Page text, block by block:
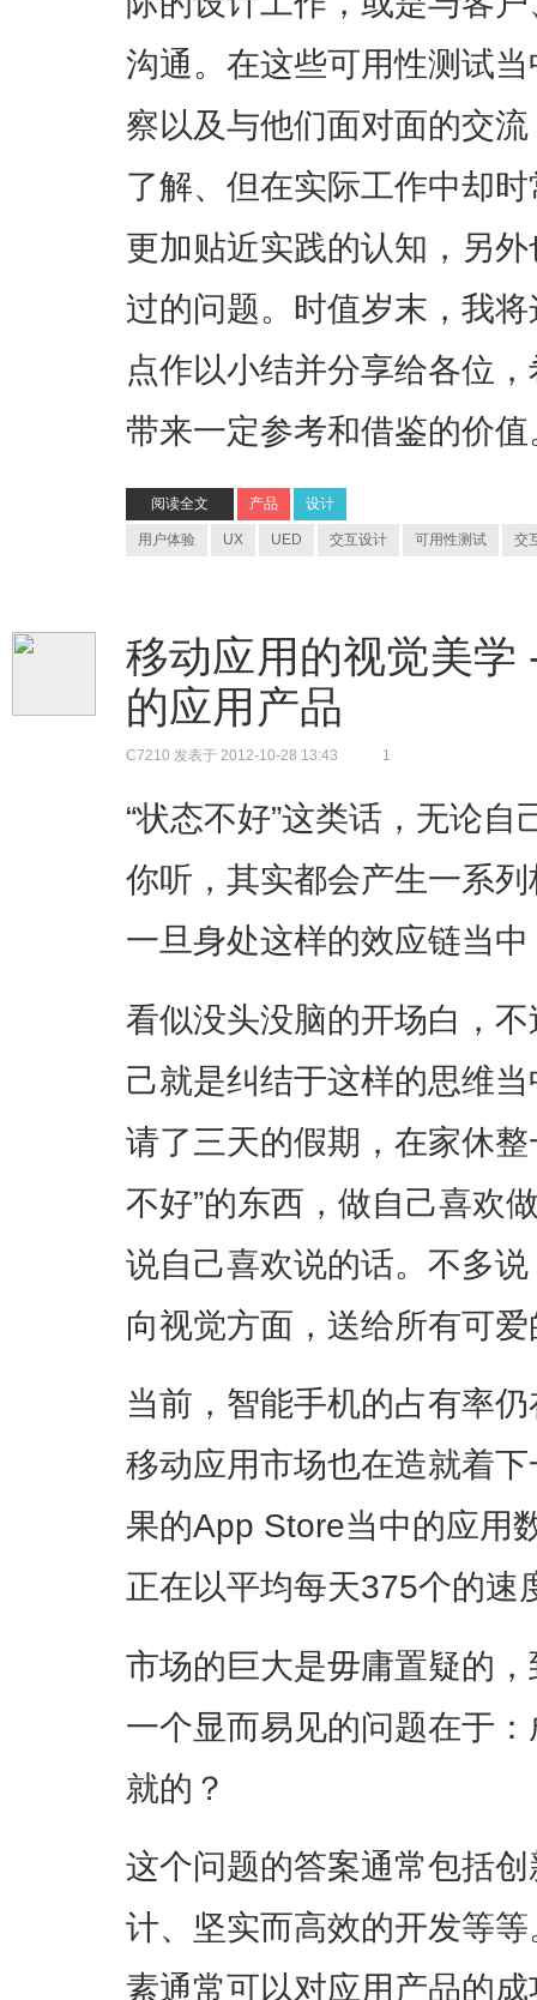
沟通。在这些可用性测试
察以及与他们面对面的交
了解、但在实际工作中却
更加贴近实践的认知，另
过的问题。时值岁末，我
点作以小结并分享给各位
带来一定参考和借鉴的价值
阅读全文 产品 设计
用户体验 UX UED 交互设计 可用性测试 交
移动应用的视觉美学
的应用产品
C7210 发表于 2012-10-28 13:43 1
“状态不好”这类话，无论
你听，其实都会产生一系
一旦身处这样的效应链当
看似没头没脑的开场白，
己就是纠结于这样的思维
请了三天的假期，在家休
不好”的东西，做自己喜欢
说自己喜欢说的话。不多
向视觉方面，送给所有可
当前，智能手机的占有率
移动应用市场也在造就着
果的App Store当中的应用
正在以平均每天375个的速
市场的巨大是毋庸置疑的
一个显而易见的问题在于
就的？
这个问题的答案通常包括
计、坚实而高效的开发等
素通常可以对应用产品的